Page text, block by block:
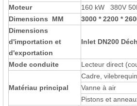
Moteur
160 kW 380V
Dimensions MM 3000 * 2200 *
Dimensions
d'importation et
d'exportation
Inlet DN200
Mode conduite Lecteur direct
Matériau principal
Cadre, vilebrequin
Vanne à air
Pistons et